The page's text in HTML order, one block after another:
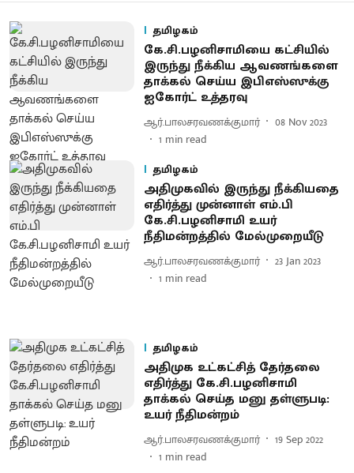
தமிழகம்
கே.சி.பழனிசாமியை கட்சியில்
இருந்து நீக்கிய ஆவணங்களை
தாக்கல் செய்ய இபிஎஸ்ஸுக்கு
ஐகோர்ட் உத்தரவு
ஆர்.பாலசரவணக்குமார்
08 Nov 2023
1 min read
தமிழகம்
அதிமுகவில் இருந்து நீக்கியதை
எதிர்த்து முன்னாள் எம்.பி
கே.சி.பழனிசாமி உயர்
நீதிமன்றத்தில் மேல்முறையீடு
ஆர்.பாலசரவணக்குமார்
23 Jan 2023
1 min read
தமிழகம்
அதிமுக உட்கட்சித் தேர்தலை
எதிர்த்து கே.சி.பழனிசாமி
தாக்கல் செய்த மனு தள்ளுபடி:
உயர் நீதிமன்றம்
ஆர்.பாலசரவணக்குமார்
19 Sep 2022
1 min read